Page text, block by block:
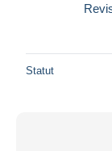
Statut